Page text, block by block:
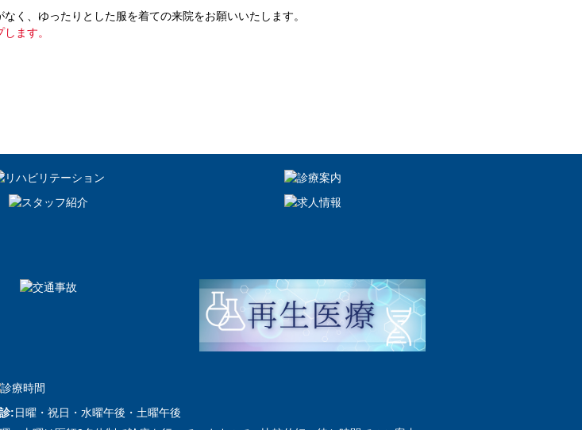
く、ゆったりとした服を着ての来院をお願いいたします。
ます。
:日曜・祝日・水曜午後・土曜午後